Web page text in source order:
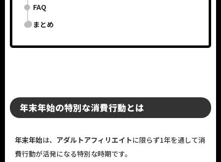
FAQ
まとめ
年末年始の特別な消費行動とは
年末年始は、 アダルトアフィリエイトに限らず1年を通して消
費行動が活発になる特別な時期です。